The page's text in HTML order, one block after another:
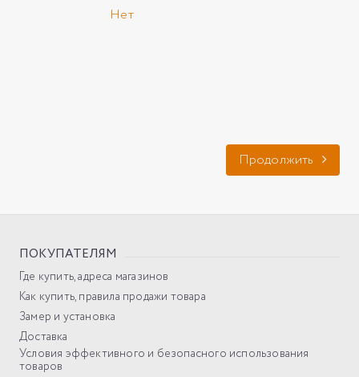
Нет
Продолжить
ПОКУПАТЕЛЯМ
Где купить, адреса магазинов
Как купить, правила продажи товара
Замер и установка
Доставка
Условия эффективного и безопасного использования
товаров